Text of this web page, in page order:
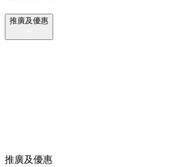
推廣及優惠
推廣及優惠